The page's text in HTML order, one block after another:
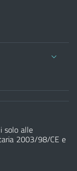
solo alle
2003/98/CE e